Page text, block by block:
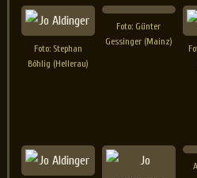
Foto: Stephan
Böhlig (Hellerau)
Foto: Günter
Gessinger (Mainz)